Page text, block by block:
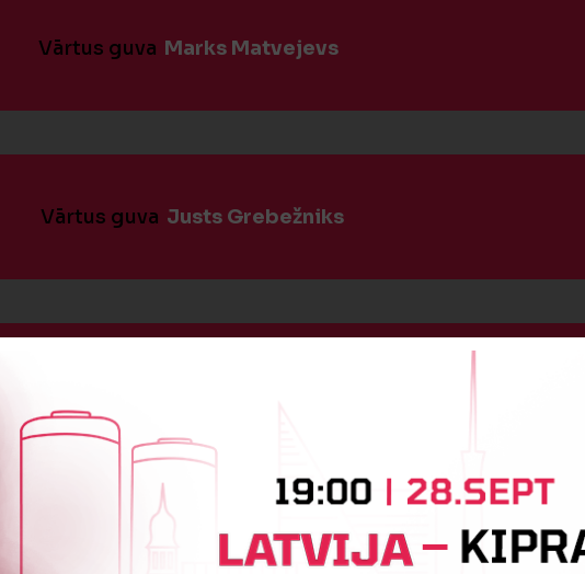
Vārtus guva Marks Matvejevs
Vārtus guva Justs Grebežniks
Vārtus guva Olivers Leščinskis